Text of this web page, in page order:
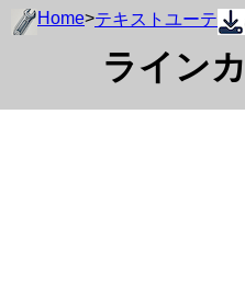
Home>テキストユーティ
ライン